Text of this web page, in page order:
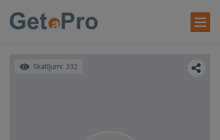
Skatījumi: 332